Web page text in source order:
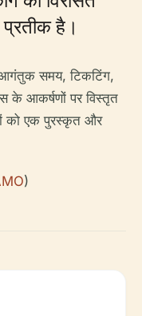
प्रतीक है।
समय, टिकटिंग,
के आकर्षणों पर विस्तृत
को एक पुरस्कृत और
)